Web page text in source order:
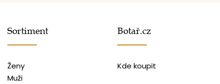
Sortiment
Ženy
Muži
Botař.cz
Kde koupit